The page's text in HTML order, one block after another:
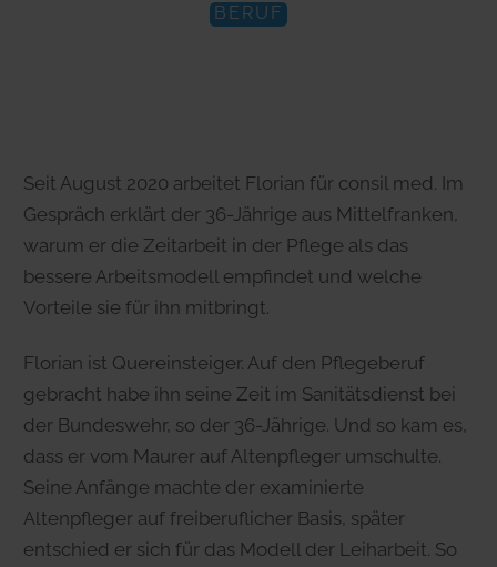
BERUF
Seit August 2020 arbeitet Florian für consil med. Im
Gespräch erklärt der 36-Jährige aus Mittelfranken,
warum er die Zeitarbeit in der Pflege als das
bessere Arbeitsmodell empfindet und welche
Vorteile sie für ihn mitbringt.
Florian ist Quereinsteiger. Auf den Pflegeberuf
gebracht habe ihn seine Zeit im Sanitätsdienst bei
der Bundeswehr, so der 36-Jährige. Und so kam es,
dass er vom Maurer auf Altenpfleger umschulte.
Seine Anfänge machte der examinierte
Altenpfleger auf freiberuflicher Basis, später
entschied er sich für das Modell der Leiharbeit. So